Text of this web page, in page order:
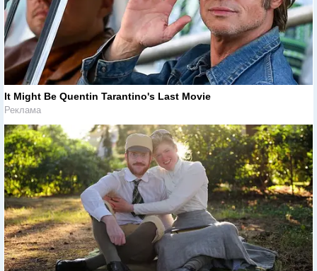
It Might Be Quentin Tarantino's Last Movie
Реклама